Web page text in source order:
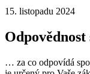
15. listopadu 2024
Odpovědnost
… za co odpovídá